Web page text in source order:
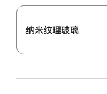
纳米纹理玻璃